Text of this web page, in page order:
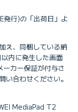
発行)の「出荷日」よ
え、同梱している納
内に発生した画面
カー保証が付与さ
い合わせください。
MediaPad T2